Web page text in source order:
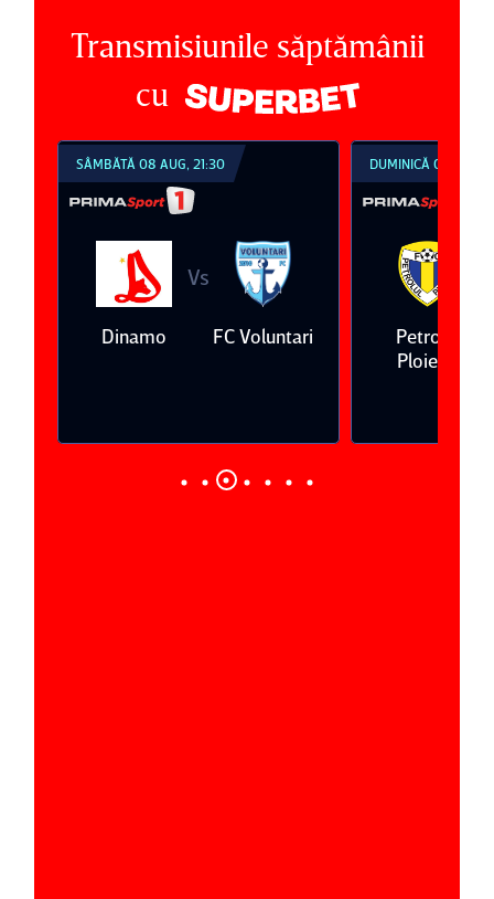
Transmisiunile săptămânii
cu
08 AUG, 21:30
FC Voluntari
DUMINICĂ 09 AUG, 18:30
Petrolul
Oţelul